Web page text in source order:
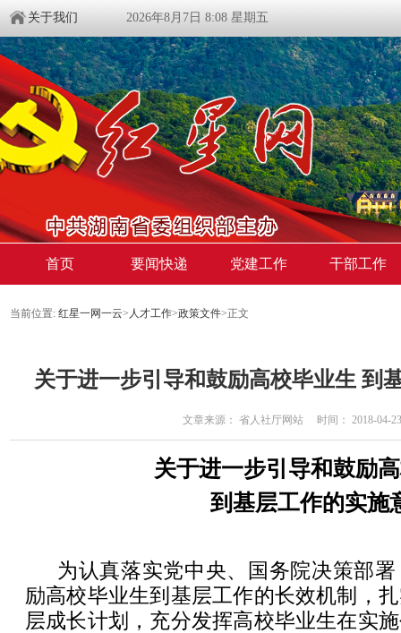
关于我们 2026年8月7日 8:08 星期五
首页 要闻快递 党建工作 干部工作
当前位置: 红星一网一云> 人才工作>政策文件>正文
关于进一步引导和鼓励高校毕业生 到
文章来源： 省人社厅网站 时间： 2018-04-23
关于进一步引导和鼓励
到基层工作的实施
为认真落实党中央、国务院决策部
励高校毕业生到基层工作的长效机制，
层成长计划，充分发挥高校毕业生在实